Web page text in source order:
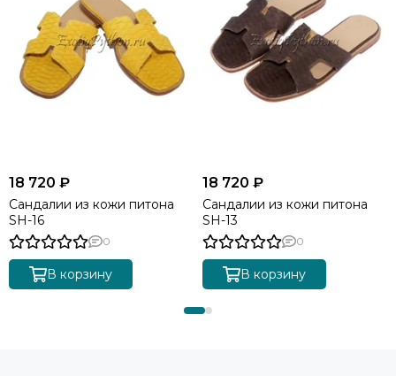
18 720 ₽
Сандалии из кожи питона
SH-16
0
В корзину
18 720 ₽
Сандалии из кожи питона
SH-13
0
В корзину